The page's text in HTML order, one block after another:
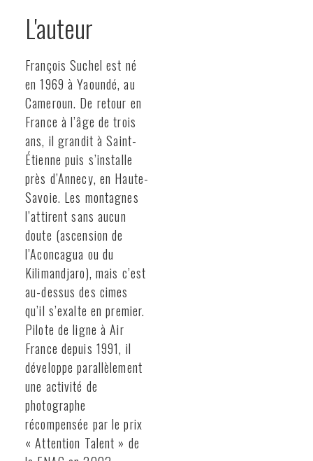
L'auteur
François Suchel est né
en 1969 à Yaoundé, au
Cameroun. De retour en
France à l’âge de trois
ans, il grandit à Saint-
Étienne puis s’installe
près d’Annecy, en Haute-
Savoie. Les montagnes
l’attirent sans aucun
doute (ascension de
l’Aconcagua ou du
Kilimandjaro), mais c’est
au-dessus des cimes
qu’il s’exalte en premier.
Pilote de ligne à Air
France depuis 1991, il
développe parallèlement
une activité de
photographe
récompensée par le prix
« Attention Talent » de